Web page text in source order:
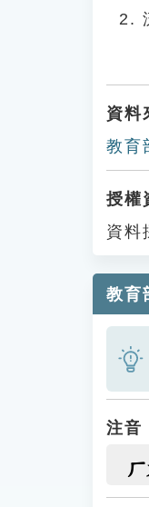
資料
教育
授權
資料
教育
注音
ㄏ